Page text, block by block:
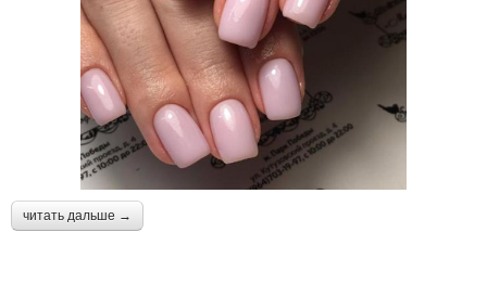
читать дальше →